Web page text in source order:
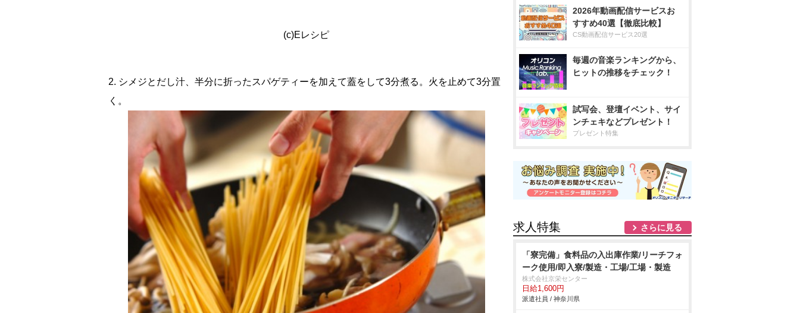
(c)Eレシピ
2. シメジとだし汁、半分に折ったスパゲティーを加えて蓋をして3分煮る。火を止めて3分置
く。
2026年動画配信サービスお
すすめ40選【徹底比較】
CS動画配信サービス20選
毎週の音楽ランキングから、
ヒットの推移をチェック！
試写会、登壇イベント、サイ
ンチェキなどプレゼント！
プレゼント特集
求人特集 さらに見る
「寮完備」食料品の入出庫作業/リーチフォ
ーク使用/即入寮/製造・工場/工場・製造
株式会社京栄センター
日給1,600円
派遣社員 / 神奈川県